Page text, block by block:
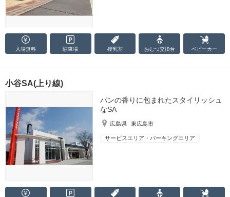
入場無料 駐車場 授乳室 おむつ交換台 ベビーカー
小谷SA(上り線)
パンの香りに包まれたスタイリッシュ
なSA
広島県 東広島市
サービスエリア・パーキングエリア